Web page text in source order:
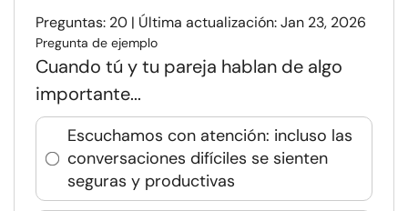
Preguntas: 20 | Última actualización: Jan 23, 2026
Pregunta de ejemplo
Cuando tú y tu pareja hablan de algo
importante...
Escuchamos con atención: incluso las
conversaciones difíciles se sienten
seguras y productivas